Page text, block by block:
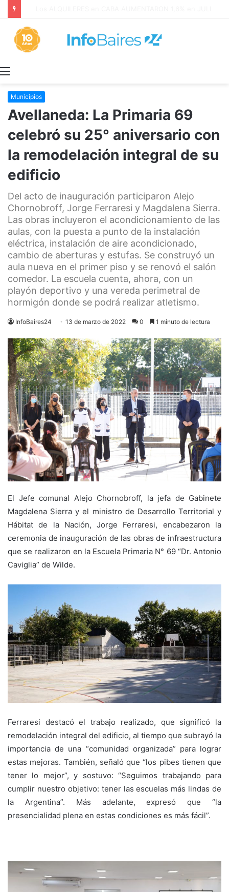
Municipios
Avellaneda: La Primaria 69
celebró su 25° aniversario con
la remodelación integral de su
edificio
Del acto de inauguración participaron Alejo
Chornobroff, Jorge Ferraresi y Magdalena Sierra.
Las obras incluyeron el acondicionamiento de las
aulas, con la puesta a punto de la instalación
eléctrica, instalación de aire acondicionado,
cambio de aberturas y estufas. Se construyó un
aula nueva en el primer piso y se renovó el salón
comedor. La escuela cuenta, ahora, con un
playón deportivo y una vereda perimetral de
hormigón donde se podrá realizar atletismo.
InfoBaires24 13 de marzo de 2022 0 1 minuto de lectura
El Jefe comunal Alejo Chornobroff, la jefa de Gabinete
Magdalena Sierra y el ministro de Desarrollo Territorial y
Hábitat de la Nación, Jorge Ferraresi, encabezaron la
ceremonia de inauguración de las obras de infraestructura
que se realizaron en la Escuela Primaria N° 69 “Dr. Antonio
Caviglia” de Wilde.
Ferraresi destacó el trabajo realizado, que significó la
remodelación integral del edificio, al tiempo que subrayó la
importancia de una “comunidad organizada” para lograr
estas mejoras. También, señaló que “los pibes tienen que
tener lo mejor”, y sostuvo: “Seguimos trabajando para
cumplir nuestro objetivo: tener las escuelas más lindas de
la Argentina”. Más adelante, expresó que “la
presencialidad plena en estas condiciones es más fácil”.